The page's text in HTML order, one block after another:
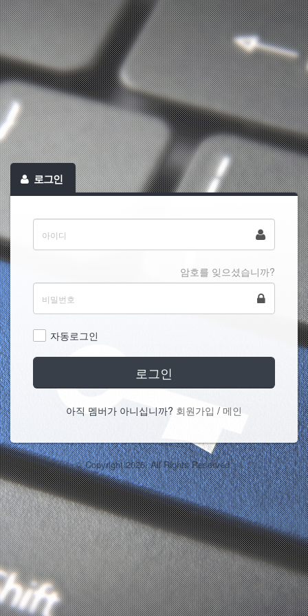
로그인
암호를 잊으셨습니까?
자동로그인
로그인
아직 멤버가 아니십니까? 회원가입 / 메인
© Copyright 2026. All Rights Reserved.